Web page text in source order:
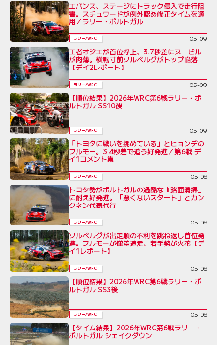
エバンス、ステージにトラック侵入で走行阻
害。スチュワードが例外認め修正タイムを適
用／ラリー・ポルトガル
ラリー/WRC 05-09
王者オジエが首位浮上、3.7秒差にヌービル
が肉薄。横転寸前ソルベルグがトップ陥落
【デイ2レポート】
ラリー/WRC 05-09
【順位結果】2026年WRC第6戦ラリー・ポ
ルトガル SS10後
ラリー/WRC 05-09
「トヨタに戦いを挑めている」とヒョンデの
フルモー。3.4秒差で追う好発進／第6戦 デ
イ1コメント集
ラリー/WRC 05-08
トヨタ勢がポルトガルの過酷な『路面清掃』
に耐え好発進。「悪くないスタート」とカン
クネン代表代行
ラリー/WRC 05-08
ソルベルグが出走順の不利を跳ね返し首位発
進。フルモーが僅差追走、若手勢が火花【デ
イ1レポート】
ラリー/WRC 05-08
【順位結果】2026年WRC第6戦ラリー・ポ
ルトガル SS3後
ラリー/WRC 05-08
【タイム結果】2026年WRC第6戦ラリー・
ポルトガル シェイクダウン